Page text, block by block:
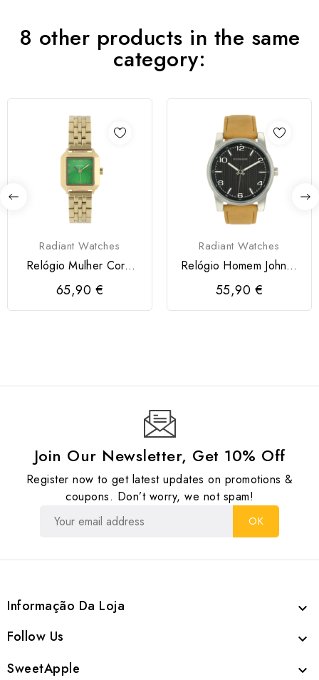
8 other products in the same
category:
Radiant Watches
Relógio Mulher Coral
Wave Verde/Dourado
65,90 €
Radiant Watches
Relógio Homem Johnny
Preto/Castanho
55,90 €
Join Our Newsletter, Get 10% Off
Register now to get latest updates on promotions &
coupons. Don’t worry, we not spam!
Informação Da Loja 
Follow Us 
SweetApple 